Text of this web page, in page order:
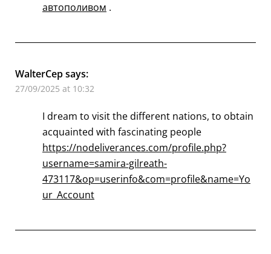
автополивом .
WalterCepsays:
27/09/2025 at 10:32
I dream to visit the different nations, to obtain
acquainted with fascinating people
https://nodeliverances.com/profile.php?
username=samira-gilreath-
473117&op=userinfo&com=profile&name=Yo
ur_Account